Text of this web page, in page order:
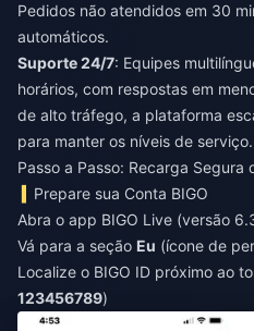
Pedidos não atendidos em 30
automáticos.
Suporte 24/7: Equipes
horários, com respostas em
de alto tráfego, a plataforma
para manter os níveis de serviço.
Passo a Passo: Recarga Segura
Prepare sua Conta BIGO
Abra o app BIGO Live (versão
Vá para a seção Eu (ícone de
Localize o BIGO ID próximo ao
123456789)